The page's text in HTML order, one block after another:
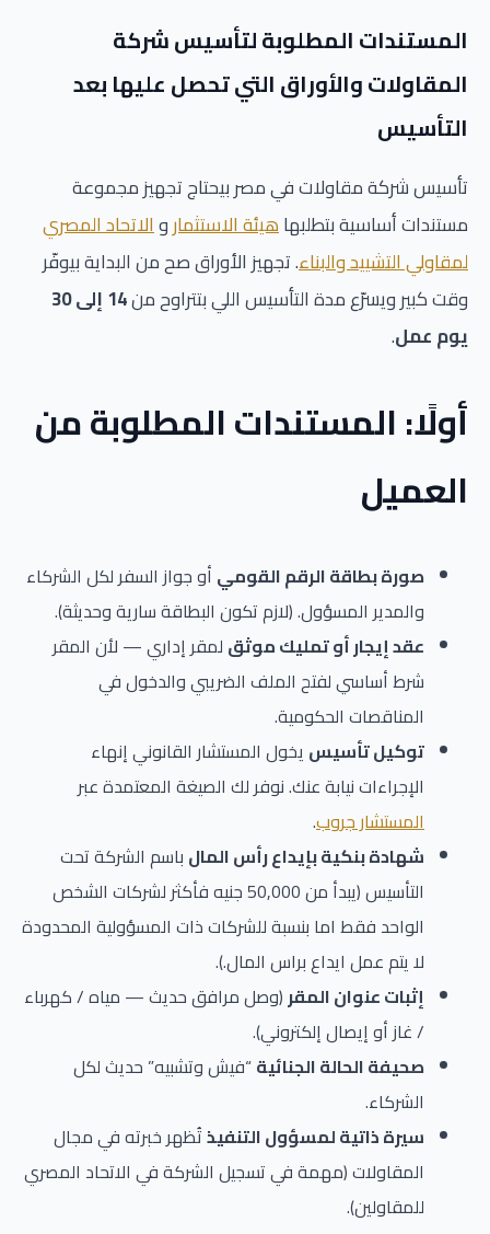
المستندات المطلوبة لتأسيس شركة
المقاولات والأوراق التي تحصل عليها بعد
التأسيس
تأسيس شركة مقاولات في مصر بيحتاج تجهيز مجموعة
مستندات أساسية بتطلبهاهيئة الاستثماروالاتحاد المصري
لمقاولي التشييد والبناء. تجهيز الأوراق صح من البداية بيوفّر
وقت كبير ويسرّع مدة التأسيس اللي بتتراوح من
14 إلى 30
يوم عمل.
أولًا: المستندات المطلوبة من
العميل
صورة بطاقة الرقم القومي أو جواز السفر لكل الشركاء
والمدير المسؤول. (لازم تكون البطاقة سارية وحديثة).
عقد إيجار أو تمليك موثق لمقر إداري — لأن المقر
شرط أساسي لفتح الملف الضريبي والدخول في
المناقصات الحكومية.
توكيل تأسيس يخول المستشار القانوني إنهاء
الإجراءات نيابة عنك. نوفر لك الصيغة المعتمدة عبر
المستشار جروب.
شهادة بنكية بإيداع رأس المال باسم الشركة تحت
التأسيس (يبدأ من 50,000 جنيه فأكثر لشركات الشخص
الواحد فقط اما بنسبة للشركات ذات المسؤولية المحدودة
لا يتم عمل ايداع براس المال.).
إثبات عنوان المقر(وصل مرافق حديث — مياه / كهرباء
/ غاز أو إيصال إلكتروني).
صحيفة الحالة الجنائية“فيش وتشبيه” حديث لكل
الشركاء.
سيرة ذاتية لمسؤول التنفيذتُظهر خبرته في مجال
المقاولات (مهمة في تسجيل الشركة في الاتحاد المصري
للمقاولين).